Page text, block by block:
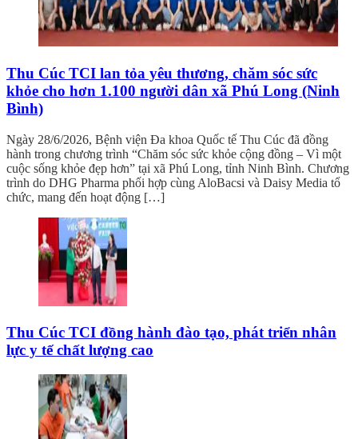
Thu Cúc TCI lan tỏa yêu thương, chăm sóc sức
khỏe cho hơn 1.100 người dân xã Phú Long (Ninh
Bình)
Ngày 28/6/2026, Bệnh viện Đa khoa Quốc tế Thu Cúc đã đồng
hành trong chương trình “Chăm sóc sức khỏe cộng đồng – Vì một
cuộc sống khỏe đẹp hơn” tại xã Phú Long, tỉnh Ninh Bình. Chương
trình do DHG Pharma phối hợp cùng AloBacsi và Daisy Media tổ
chức, mang đến hoạt động […]
Thu Cúc TCI đồng hành đào tạo, phát triển nhân
lực y tế chất lượng cao